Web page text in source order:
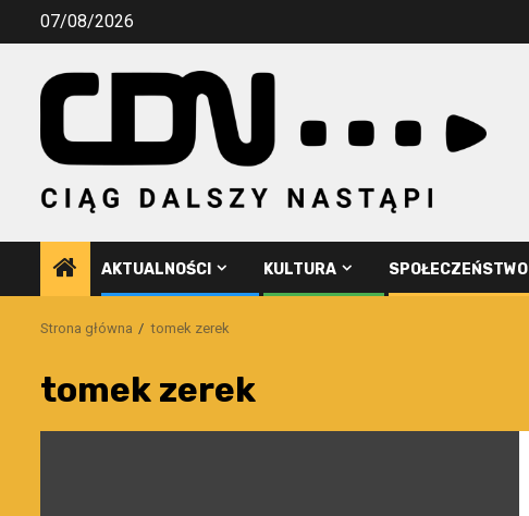
Przejdź07/08/2026
AKTUALNOŚCI KULTURA SPOŁECZEŃSTWO
Strona główna tomek zerek
tomek zerek